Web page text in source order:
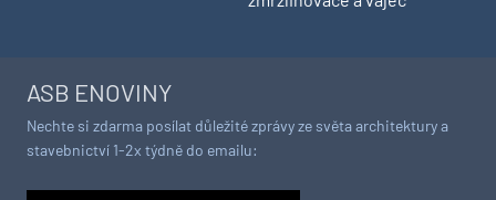
ASB ENOVINY
Nechte si zdarma posílat důležité zprávy ze světa architektury a
stavebnictví 1-2x týdně do emailu: